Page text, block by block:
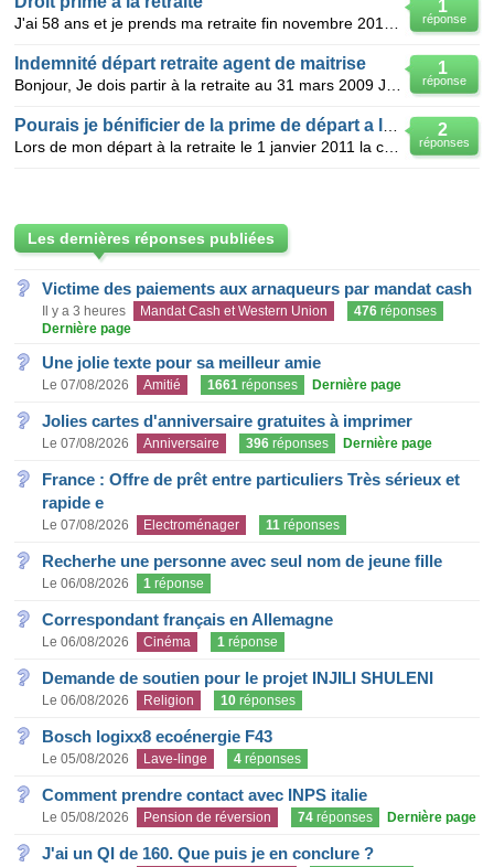
1
réponse
1
réponse
Indemnité départ retraite agent de maitrise
2
réponses
Les dernières réponses publiées
Victime des paiements aux arnaqueurs par mandat cash
Il y a 3 heures Mandat Cash et Western Union 476 réponses
Dernière page
Une jolie texte pour sa meilleur amie
Le 07/08/2026 Amitié 1661 réponses Dernière page
Jolies cartes d'anniversaire gratuites à imprimer
Le 07/08/2026 Anniversaire 396 réponses Dernière page
France : Offre de prêt entre particuliers Très sérieux et
rapide e
Le 07/08/2026 Electroménager 11 réponses
Recherhe une personne avec seul nom de jeune fille
Le 06/08/2026 1 réponse
Correspondant français en Allemagne
Le 06/08/2026 Cinéma 1 réponse
Demande de soutien pour le projet INJILI SHULENI
Le 06/08/2026 Religion 10 réponses
Bosch logixx8 ecoénergie F43
Le 05/08/2026 Lave-linge 4 réponses
Comment prendre contact avec INPS italie
Le 05/08/2026 Pension de réversion 74 réponses Dernière page
J'ai un QI de 160. Que puis je en conclure ?